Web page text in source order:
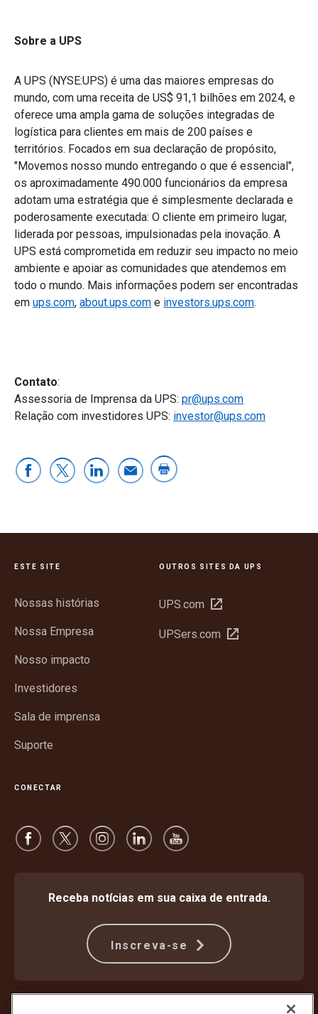
Sobre a UPS
A UPS (NYSE:UPS) é uma das maiores empresas do
mundo, com uma receita de US$ 91,1 bilhões em 2024, e
oferece uma ampla gama de soluções integradas de
logística para clientes em mais de 200 países e
territórios. Focados em sua declaração de propósito,
"Movemos nosso mundo entregando o que é essencial",
os aproximadamente 490.000 funcionários da empresa
adotam uma estratégia que é simplesmente declarada e
poderosamente executada: O cliente em primeiro lugar,
liderada por pessoas, impulsionadas pela inovação. A
UPS está comprometida em reduzir seu impacto no meio
ambiente e apoiar as comunidades que atendemos em
todo o mundo. Mais informações podem ser encontradas
em ups.com, about.ups.com e investors.ups.com.
Contato:
Assessoria de Imprensa da UPS: pr@ups.com
Relação com investidores UPS: investor@ups.com
ESTE SITE
Nossas histórias
Nossa Empresa
Nosso impacto
Investidores
Sala de imprensa
Suporte
OUTROS SITES DA UPS
UPS.com Abrir
nova
UPSers.com Abrir
CONECTAR
Receba notícias em sua caixa de entrada.
Inscreva-se